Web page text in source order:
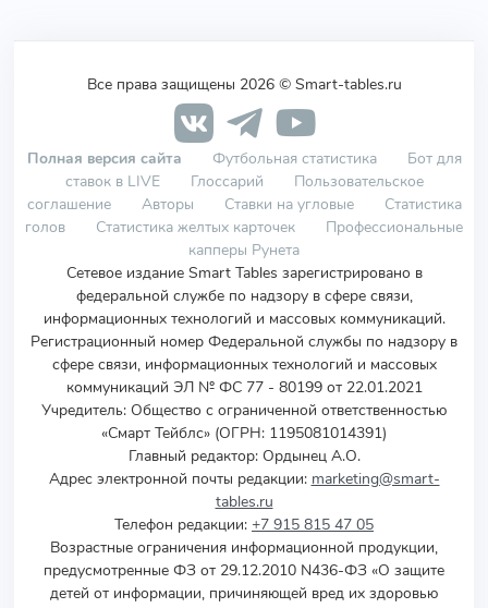
Все права защищены 2026 © Smart-tables.ru
Полная версия сайта Футбольная статистика
Бот для
ставок в LIVE
Глоссарий
Пользовательское
соглашение
Авторы Ставки на угловые
Статистика
голов
Статистика желтых карточек
Профессиональные
капперы Рунета
Сетевое издание Smart Tables зарегистрировано в
федеральной службе по надзору в сфере связи,
информационных технологий и массовых коммуникаций.
Регистрационный номер Федеральной службы по надзору в
сфере связи, информационных технологий и массовых
коммуникаций ЭЛ № ФС 77 - 80199 от 22.01.2021
Учредитель: Общество с ограниченной ответственностью
«Смарт Тейблс» (ОГРН: 1195081014391)
Главный редактор: Ордынец А.О.
Адрес электронной почты редакции: marketing@smart-
tables.ru
Телефон редакции: +7 915 815 47 05
Возрастные ограничения информационной продукции,
предусмотренные ФЗ от 29.12.2010 N436-ФЗ «О защите
детей от информации, причиняющей вред их здоровью